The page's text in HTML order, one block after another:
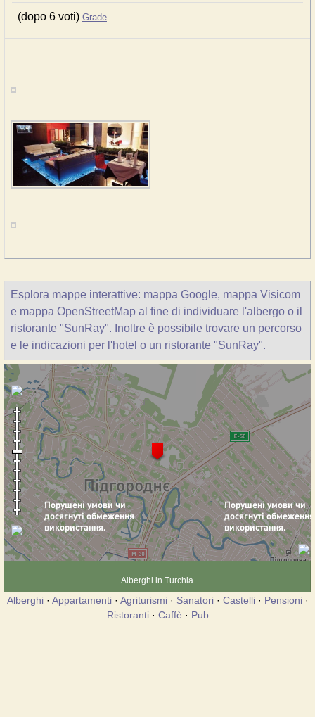
(dopo 6 voti) Grade
Esplora mappe interattive: mappa Google, mappa Visicom
e mappa OpenStreetMap al fine di individuare l'albergo o il
ristorante "SunRay". Inoltre è possibile trovare un percorso
e le indicazioni per l'hotel o un ristorante "SunRay".
Alberghi in Turchia
Alberghi· Appartamenti· Agriturismi· Sanatori· Castelli· Pensioni·
Ristoranti· Caffè · Pub